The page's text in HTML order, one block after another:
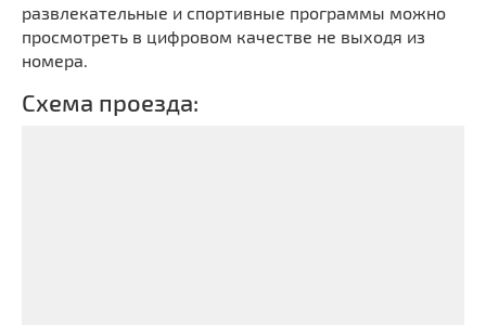
развлекательные и спортивные программы можно
просмотреть в цифровом качестве не выходя из
номера.
Схема проезда: